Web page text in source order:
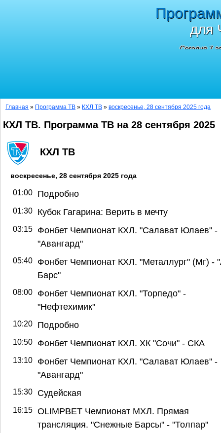
для
Сегодня 7
Главная » Программа ТВ » КХЛ ТВ » воскресенье, 28 сентября 2025 года
КХЛ ТВ. Программа ТВ на 28 сентября 2025
КХЛ ТВ
воскресенье, 28 сентября 2025 года
01:00 Подробно
01:30 Кубок Гагарина: Верить в мечту
03:15
Фонбет Чемпионат КХЛ. "Салават Юлаев" -
"Авангард"
05:40
Фонбет Чемпионат КХЛ. "Металлург" (Мг) -
Барс"
08:00
Фонбет Чемпионат КХЛ. "Торпедо" -
"Нефтехимик"
10:20 Подробно
10:50 Фонбет Чемпионат КХЛ. ХК "Сочи" - СКА
13:10
Фонбет Чемпионат КХЛ. "Салават Юлаев" -
"Авангард"
15:30 Судейская
16:15 OLIMPBET Чемпионат МХЛ. Прямая
трансляция. "Снежные Барсы" - "Толпар"